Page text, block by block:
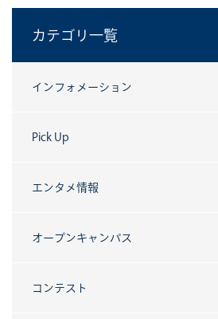
カテゴリ一覧
インフォメーション
Pick Up
エンタメ情報
オープンキャンパス
コンテスト